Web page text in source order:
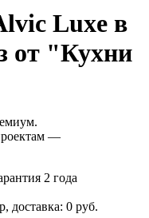
Luxe в
от "Кухни
—
2 года
доставка: 0 руб.